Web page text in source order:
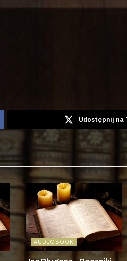
Udostępnij
AUDIOBOOK